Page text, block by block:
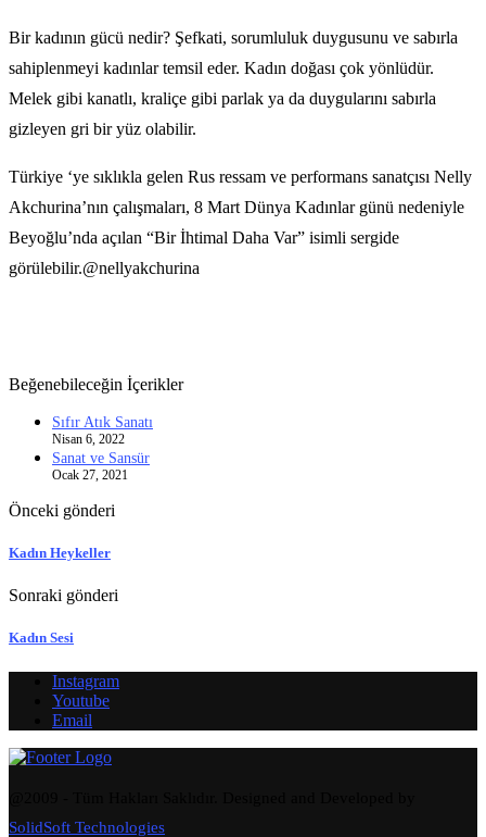
Bir kadının gücü nedir? Şefkati, sorumluluk duygusunu ve sabırla
sahiplenmeyi kadınlar temsil eder. Kadın doğası çok yönlüdür.
Melek gibi kanatlı, kraliçe gibi parlak ya da duygularını sabırla
gizleyen gri bir yüz olabilir.
Türkiye ‘ye sıklıkla gelen Rus ressam ve performans sanatçısı Nelly
Akchurina’nın çalışmaları, 8 Mart Dünya Kadınlar günü nedeniyle
Beyoğlu’nda açılan “Bir İhtimal Daha Var” isimli sergide
görülebilir.@nellyakchurina
Beğenebileceğin İçerikler
Sıfır Atık Sanatı
Nisan 6, 2022
Sanat ve Sansür
Ocak 27, 2021
Önceki gönderi
Kadın Heykeller
Sonraki gönderi
Kadın Sesi
Instagram
Youtube
Email
SolidSoft Technologies